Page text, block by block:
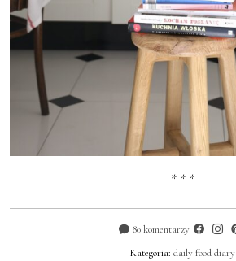
* * *
80 komentarzy
Kategoria: daily food diary